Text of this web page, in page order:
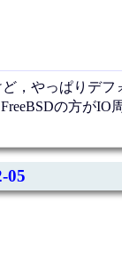
，やっぱりデ
の方がIO
05